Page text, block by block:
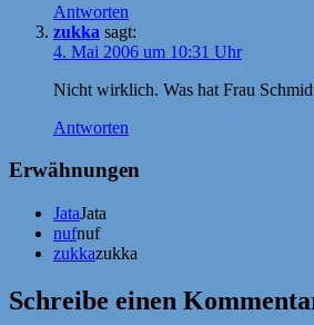
Antworten
zukka sagt:
4. Mai 2006 um 10:31 Uhr
Nicht wirklich. Was hat Frau
Antworten
Erwähnungen
JataJata
nufnuf
zukkazukka
Schreibe einen